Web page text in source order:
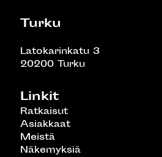
Turku
Latokarinkatu 3
20200 Turku
Linkit
Ratkaisut
Asiakkaat
Meistä
Näkemyksiä